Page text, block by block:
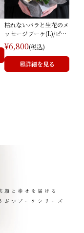
枯れないバラと生花のメ
ッセージブーケ(L)/ピン
ク
¥6,800(税込)
詳細を見る